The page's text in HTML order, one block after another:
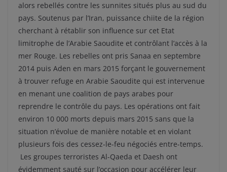
alors rebellés contre les sunnites situés plus au sud du
pays. Soutenus par l’Iran, puissance chiite de la région
cherchant à rétablir son influence sur cet Etat
limitrophe de l’Arabie Saoudite et contrôlant l’accès à la
mer Rouge. Les rebelles ont pris Sanaa en septembre
2014 puis Aden en mars 2015 forçant le gouvernement
à trouver refuge en Arabie Saoudite qui est intervenue
en menant une coalition de pays arabes pour
reprendre le contrôle du pays. Les opérations ont fait
environ 10 000 morts depuis mars 2015 sans que la
situation n’évolue de manière notable et en violant
plusieurs fois des cessez-le-feu négociés entre-temps.
Les groupes terroristes Al-Qaeda et Daesh ont
évidemment sauté sur l’occasion pour accélérer leur